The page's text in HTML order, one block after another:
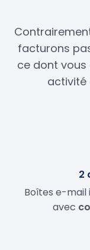
facturons
ce dont
activité
2
Boîtes e-mail
avec